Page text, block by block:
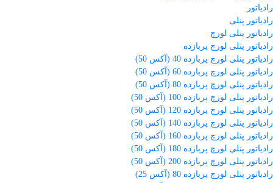
رادیاتور
رادیاتور پنلی
رادیاتور پنلی لورچ
رادیاتور پنلی لورچ پربازده
رادیاتور پنلی لورچ پربازده 40 (آکس 50)
رادیاتور پنلی لورچ پربازده 60 (آکس 50)
رادیاتور پنلی لورچ پربازده 80 (آکس 50)
رادیاتور پنلی لورچ پربازده 100 (آکس 50)
رادیاتور پنلی لورچ پربازده 120 (آکس 50)
رادیاتور پنلی لورچ پربازده 140 (آکس 50)
رادیاتور پنلی لورچ پربازده 160 (آکس 50)
رادیاتور پنلی لورچ پربازده 180 (آکس 50)
رادیاتور پنلی لورچ پربازده 200 (آکس 50)
رادیاتور پنلی لورچ پربازده 80 (آکس 25)